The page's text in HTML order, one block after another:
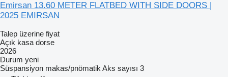
Emirsan 13.60 METER FLATBED WITH SIDE DOORS |
2025 EMIRSAN
Talep üzerine fiyat
Açık kasa dorse
2026
Durum yeni
Süspansiyon makas/pnömatik Aks sayısı 3